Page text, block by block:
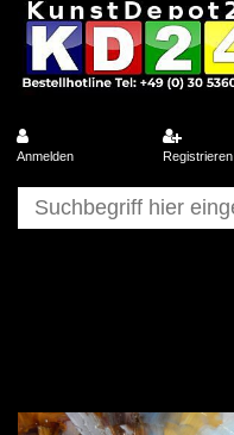
Anmelden Registrieren